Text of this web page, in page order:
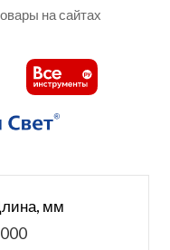
на сайтах
мм